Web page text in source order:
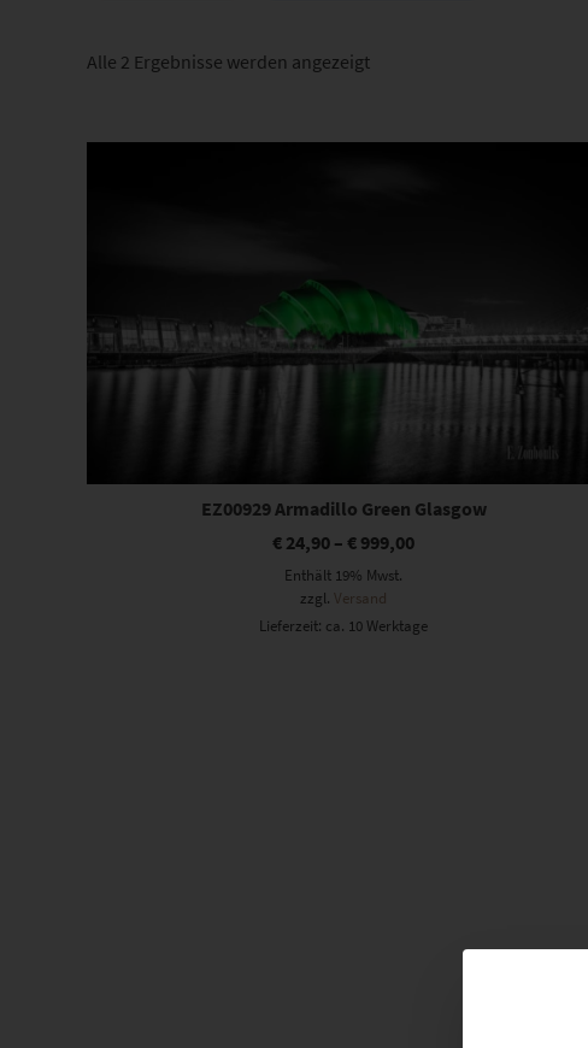
Alle 2 Ergebnisse werden angezeigtNach
Dieses Produkt weist mehrere Varianten auf. Die Optionen können auf der Produktseite gewählt werden
EZ00929 Armadillo Green Glasgow
€ 24,90 –€ 999,00
Enthält 19% Mwst.
zzgl.Versand
Lieferzeit: ca. 10 Werktage